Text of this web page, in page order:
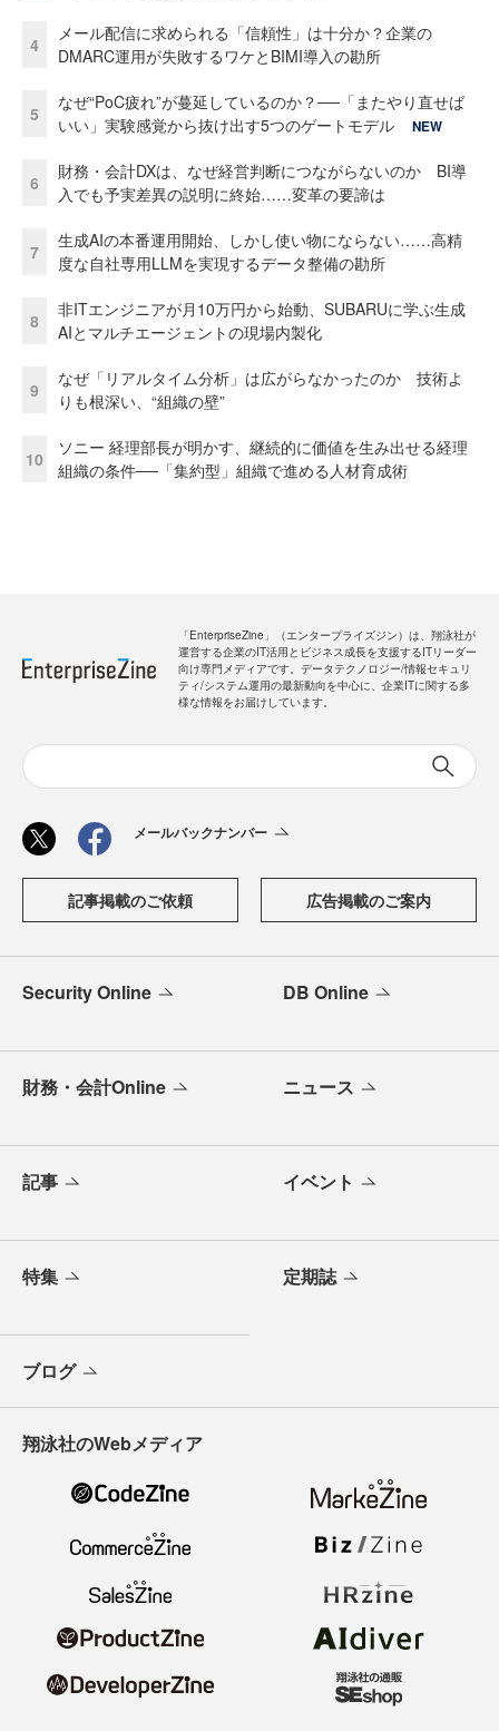
4
メール配信に求められる「信頼性」は十分か？企業の
DMARC運用が失敗するワケとBIMI導入の勘所
5
なぜ“PoC疲れ”が蔓延しているのか？──「またやり直せば
いい」実験感覚から抜け出す5つのゲートモデル
NEW
6
財務・会計DXは、なぜ経営判断につながらないのか BI導
入でも予実差異の説明に終始……変革の要諦は
7
生成AIの本番運用開始、しかし使い物にならない……高精
度な自社専用LLMを実現するデータ整備の勘所
8
非ITエンジニアが月10万円から始動、SUBARUに学ぶ生成
AIとマルチエージェントの現場内製化
9
なぜ「リアルタイム分析」は広がらなかったのか 技術よ
りも根深い、“組織の壁”
10
ソニー 経理部長が明かす、継続的に価値を生み出せる経理
組織の条件──「集約型」組織で進める人材育成術
「EnterpriseZine」（エンタープライズジン）は、翔泳社が
運営する企業のIT活用とビジネス成長を支援するITリーダー
向け専門メディアです。データテクノロジー/情報セキュリ
ティ/システム運用の最新動向を中心に、企業ITに関する多
様な情報をお届けしています。
メールバックナンバー
記事掲載のご依頼 広告掲載のご案内
Security Online DB Online
財務・会計Online ニュース
記事 イベント
特集 定期誌
ブログ
翔泳社のWebメディア